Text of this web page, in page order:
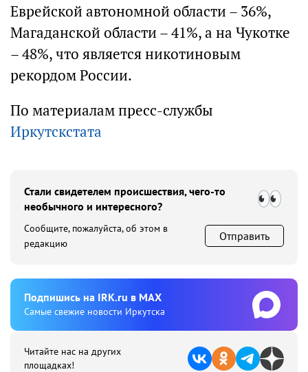
Еврейской автономной области – 36%,
Магаданской области – 41%, а на Чукотке
– 48%, что является никотиновым
рекордом России.
По материалам пресс-службы
Иркутскстата
Стали свидетелем происшествия, чего-то
необычного и интересного?
Сообщите, пожалуйста, об этом в
редакцию
Отправить
Подпишиcь на IRK.ru в MAX
Cамые свежие новости Иркутска
Читайте нас на других
площадках!